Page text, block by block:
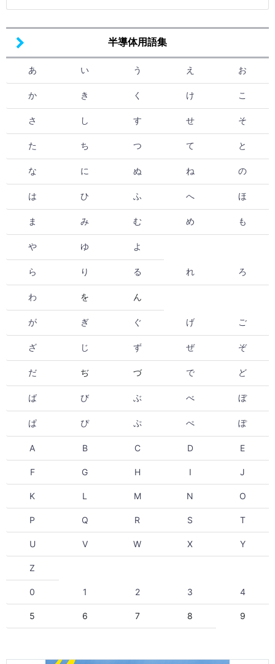
半導体用語集
あ い う え お
か き く け こ
さ し す せ そ
た ち つ て と
な に ぬ ね の
は ひ ふ へ ほ
ま み む め も
や ゆ よ
ら り る れ ろ
わ を ん
が ぎ ぐ げ ご
ざ じ ず ぜ ぞ
だ ぢ づ で ど
ば び ぶ べ ぼ
ぱ ぴ ぷ ぺ ぽ
A B C D E
F G H I J
K L M N O
P Q R S T
U V W X Y
Z
0 1 2 3 4
5 6 7 8 9